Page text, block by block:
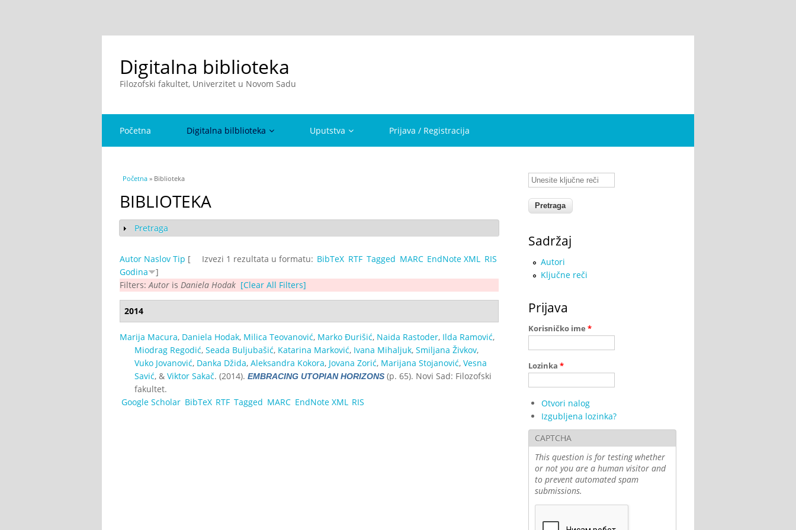
Digitalna biblioteka
Filozofski fakultet, Univerzitet u Novom Sadu
Početna Digitalna bilblioteka Uputstva Prijava / Registracija
You are here
Početna » Biblioteka
BIBLIOTEKA
Show
Pretraga
Izvezi 1 rezultata u formatu: BibTeX RTF Tagged MARC EndNote XML RIS
Autor Naslov Tip [
Godina
]
Filters: Autor is Daniela Hodak [Clear All Filters]
2014
Marija Macura, Daniela Hodak, Milica Teovanović, Marko Đurišić, Naida Rastoder, Ilda Ramović,
Miodrag Regodić, Seada Buljubašić, Katarina Marković, Ivana Mihaljuk, Smiljana Živkov,
Vuko Jovanović, Danka Džida, Aleksandra Kokora, Jovana Zorić, Marijana Stojanović, Vesna
Savić, & Viktor Sakač. (2014). EMBRACING UTOPIAN HORIZONS (p. 65). Novi Sad: Filozofski
fakultet.
Google Scholar BibTeX RTF Tagged MARC EndNote XML RIS
Unesite ključne reči
Sadržaj
Autori
Ključne reči
Prijava
Korisničko ime *
Lozinka *
Otvori nalog
Izgubljena lozinka?
CAPTCHA
This question is for testing whether
or not you are a human visitor and
to prevent automated spam
submissions.